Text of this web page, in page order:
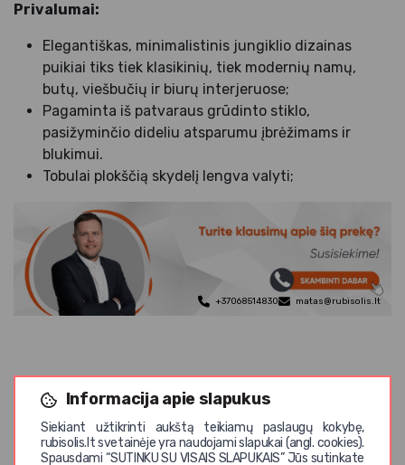
Informacija apie slapukus
Siekiant užtikrinti aukštą teikiamų paslaugų kokybę,
rubisolis.lt svetainėje yra naudojami slapukai (angl. cookies).
Spausdami “SUTINKU SU VISAIS SLAPUKAIS” Jūs sutinkate
Privalumai:
Elegantiškas, minimalistinis jungiklio dizainas
puikiai tiks tiek klasikinių, tiek modernių namų,
butų, viešbučių ir biurų interjeruose;
Pagaminta iš patvaraus grūdinto stiklo,
pasižyminčio dideliu atsparumu įbrėžimams ir
blukimui.
Tobulai plokščią skydelį lengva valyti;
+37068514830 matas@rubisolis.lt
Panašios prekės